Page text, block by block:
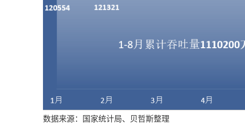
数据来源：国家统计局、贝哲斯整理